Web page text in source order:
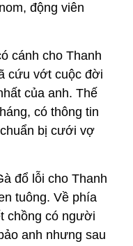
động viên
cánh cho Thanh
cứu vớt cuộc đời
của anh. Thế
có thông tin
bị cưới vợ
đổ lỗi cho Thanh
tuông. Về phía
chồng có người
anh nhưng sau